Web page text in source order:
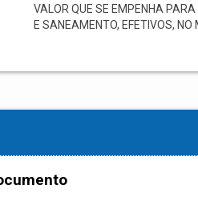
VALOR QUE SE EMPENHA
E SANEAMENTO, EFETIVOS, NO